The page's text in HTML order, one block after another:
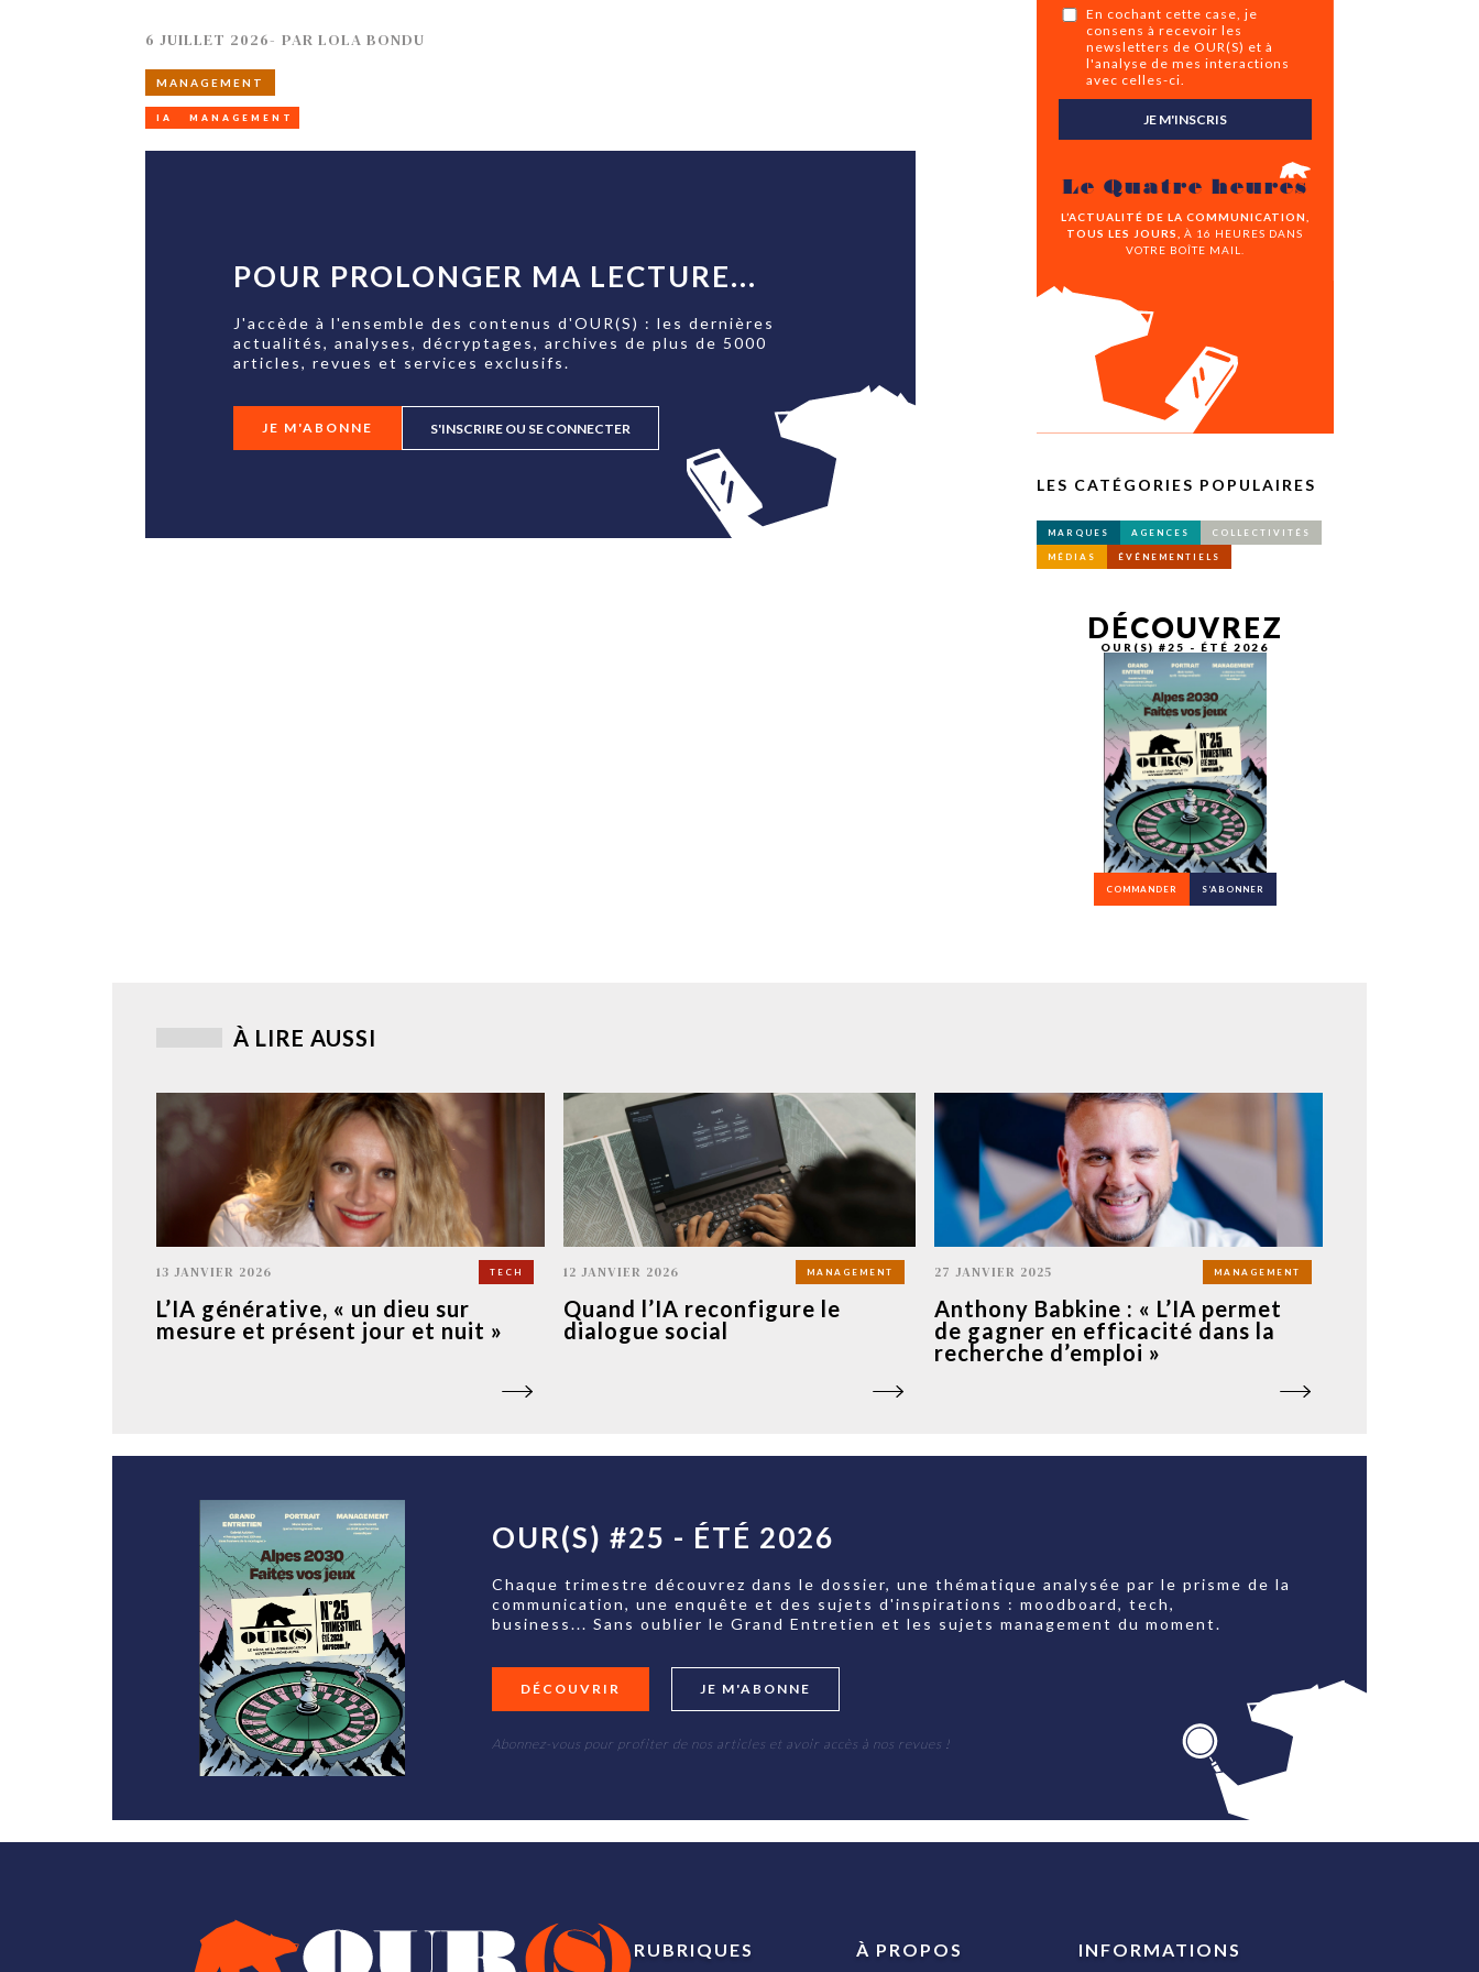
6 JUILLET 2026- PARLOLA BONDU
MANAGEMENT
IA MANAGEMENT
POUR PROLONGER MA LECTURE...
J'accède à l'ensemble des contenus d'OUR(S) : les dernières
actualités, analyses, décryptages, archives de plus de 5000
articles, revues et services exclusifs.
JE M'ABONNE S'INSCRIRE OU SE CONNECTER
En cochant cette case, je
consens à recevoir les
newsletters de OUR(S) et à
l'analyse de mes interactions
avec celles-ci.
JE M'INSCRIS
Le Quatre heures
L’ACTUALITÉ DE LA COMMUNICATION,
TOUS LES JOURS,
À 16 HEURES DANS
VOTRE BOÎTE MAIL.
LES CATÉGORIES POPULAIRES
MARQUES AGENCES COLLECTIVITÉS
MÉDIAS ÉVÉNEMENTIELS
DÉCOUVREZ
OUR(S) #25 - ÉTÉ 2026
COMMANDER S’ABONNER
À LIRE AUSSI
13 JANVIER 2026 TECH
L’IA générative, « un dieu sur
mesure et présent jour et nuit »
12 JANVIER 2026 MANAGEMENT
Quand l’IA reconfigure le
dialogue social
27 JANVIER 2025 MANAGEMENT
Anthony Babkine : « L’IA permet
de gagner en efficacité dans la
recherche d’emploi »
OUR(S) #25 - ÉTÉ 2026
Chaque trimestre découvrez dans le dossier, une thématique analysée par le prisme de la
communication, une enquête et des sujets d'inspirations : moodboard, tech,
business... Sans oublier le Grand Entretien et les sujets management du moment.
DÉCOUVRIR JE M'ABONNE
Abonnez-vous pour profiter de nos articles et avoir accès à nos revues !
RUBRIQUES À PROPOS INFORMATIONS